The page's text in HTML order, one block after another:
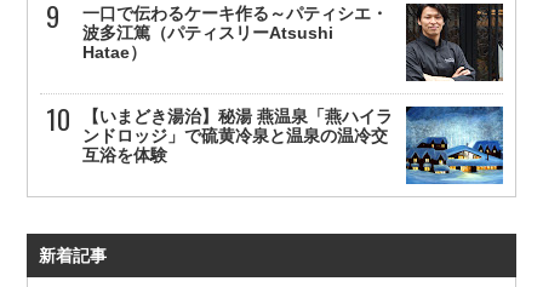
一口で伝わるケーキ作る～パティシエ・
波多江篤（パティスリーAtsushi
Hatae）
【いまどき湯治】秘湯 燕温泉「燕ハイラ
ンドロッジ」で硫黄冷泉と温泉の温冷交
互浴を体験
新着記事